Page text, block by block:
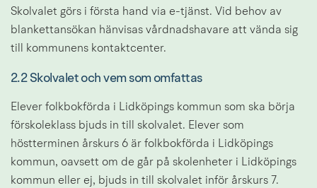
Skolvalet görs i första hand via e-tjänst. Vid behov av
blankettansökan hänvisas vårdnadshavare att vända sig
till kommunens kontaktcenter.
2.2 Skolvalet och vem som omfattas
Elever folkbokförda i Lidköpings kommun som ska börja
förskoleklass bjuds in till skolvalet. Elever som
höstterminen årskurs 6 är folkbokförda i Lidköpings
kommun, oavsett om de går på skolenheter i Lidköpings
kommun eller ej, bjuds in till skolvalet inför årskurs 7.